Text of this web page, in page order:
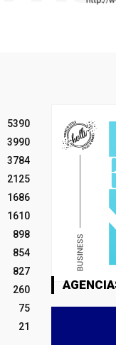
5390
3990
3784
2125
1686
1610
898
854
827
260
75
21